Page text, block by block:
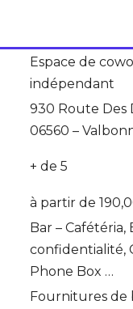
Espace de
indépendant
930 Route Des
06560 –
+ de 5
à partir de
Bar – Cafétéria,
confidentialité,
Phone Box …
Fournitures de